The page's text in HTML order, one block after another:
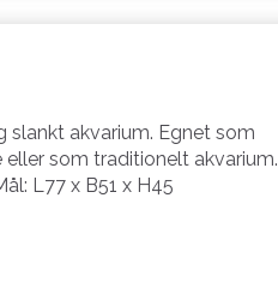
slankt akvarium. Egnet som
som traditionelt akvarium.
L77 x B51 x H45